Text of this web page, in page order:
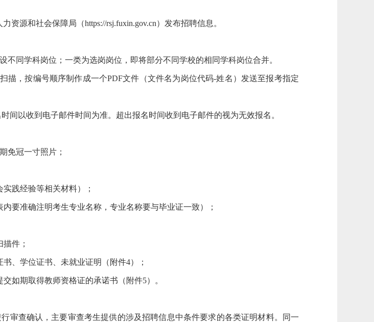
资源和社会保障局（https://rsj.fuxin.gov.cn）发布招聘信息。
同学科岗位；一类为选岗岗位，即将部分不同学校的相同学科岗位合并。
描，按编号顺序制作成一个PDF文件（文件名为岗位代码-姓名）发送至报考指定
间以收到电子邮件时间为准。超出报名时间收到电子邮件的视为无效报名。
免冠一寸照片；
践经验等相关材料）；
要准确注明考生专业名称，专业名称要与毕业证一致）；
件；
、学位证书、未就业证明（附件4）；
如期取得教师资格证的承诺书（附件5）。
审查确认，主要审查考生提供的涉及招聘信息中条件要求的各类证明材料。同一